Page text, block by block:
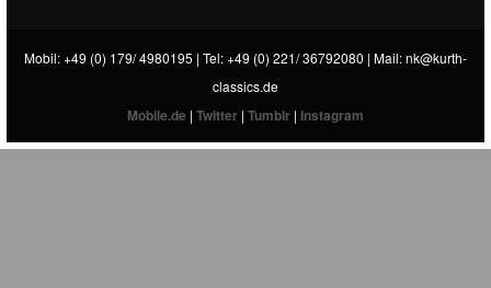
Mobil: +49 (0) 179/ 4980195 | Tel: +49 (0) 221/ 36792080 | Mail:nk@kurth-
classics.de
Mobile.de | Twitter | Tumblr | Instagram